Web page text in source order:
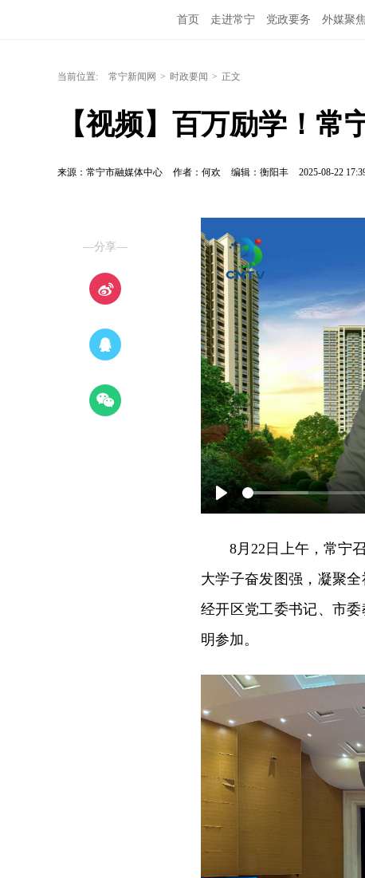
首页 走进常宁 党政要务 外媒聚焦
当前位置: 常宁新闻网 > 时政要闻 > 正文
【视频】百万励学！常
来源：常宁市融媒体中心 作者：何欢 编辑：衡阳丰 2025-08-22
—分享—
Play
8月22日上午，常宁
大学子奋发图强，凝聚
经开区党工委书记、市
明参加。